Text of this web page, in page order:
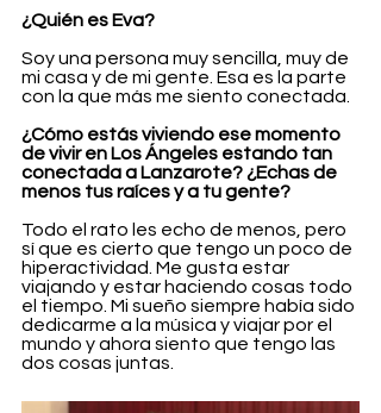
¿Quién es Eva?
Soy una persona muy sencilla, muy de
mi casa y de mi gente. Esa es la parte
con la que más me siento conectada.
¿Cómo estás viviendo ese momento
de vivir en Los Ángeles estando tan
conectada a Lanzarote? ¿Echas de
menos tus raíces y a tu gente?
Todo el rato les echo de menos, pero
sí que es cierto que tengo un poco de
hiperactividad. Me gusta estar
viajando y estar haciendo cosas todo
el tiempo. Mi sueño siempre había sido
dedicarme a la música y viajar por el
mundo y ahora siento que tengo las
dos cosas juntas.